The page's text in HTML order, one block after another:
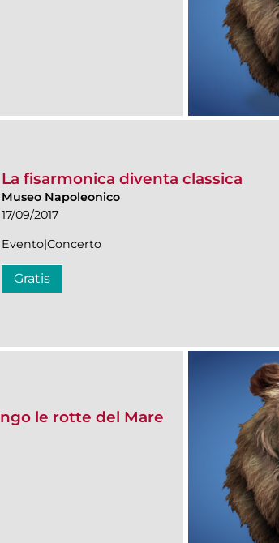
La fisarmonica diventa classica
Museo Napoleonico
17/09/2017
Evento|Concerto
Gratis
le rotte del Mare